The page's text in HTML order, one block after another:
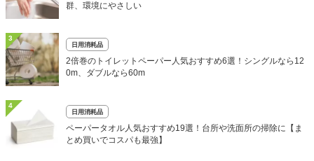
群、環境にやさしい
3
日用消耗品
2倍巻のトイレットペーパー人気おすすめ6選！シングルなら12
0m、ダブルなら60m
4
日用消耗品
ペーパータオル人気おすすめ19選！台所や洗面所の掃除に【ま
とめ買いでコスパも最強】